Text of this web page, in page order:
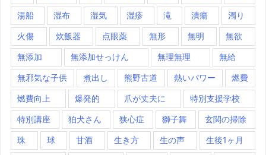
湯船 湿布 湿気 湿疹 滝 潰瘍 濁り
火傷 炊飯器 点眼薬 無形 無明 無欲
無添加 無添加せっけん 無理無理 無給
無邪気な子供 煮出し 熊野古道 熱いパワー 燃費
燃費向上 爆発的 爪が丈夫に 特別支援学校
特別講座 狛犬さん 狭心症 獅子舞 玄関の掃除
珠 球 甘酒 生き方 生の声 生後1ヶ月